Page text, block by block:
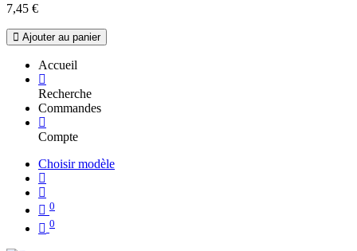
7,45 €
Ajouter au panier
Accueil
Recherche
Commandes
Compte
Choisir modèle
0
0